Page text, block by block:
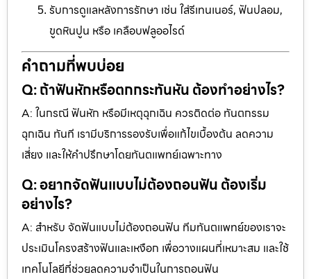
รับการดูแลหลังการรักษา เช่น ใส่รีเทนเนอร์, ฟันปลอม,
ขูดหินปูน หรือ เคลือบฟลูออไรด์
คำถามที่พบบ่อย
Q: ถ้าฟันหักหรือตกกระทันหัน ต้องทำอย่างไร?
A: ในกรณี ฟันหัก หรือมีเหตุฉุกเฉิน ควรติดต่อ ทันตกรรม
ฉุกเฉิน ทันที เรามีบริการรองรับเพื่อแก้ไขเบื้องต้น ลดความ
เสี่ยง และให้คำปรึกษาโดยทันตแพทย์เฉพาะทาง
Q: อยากจัดฟันแบบไม่ต้องถอนฟัน ต้องเริ่ม
อย่างไร?
A: สำหรับ จัดฟันแบบไม่ต้องถอนฟัน ทีมทันตแพทย์ของเราจะ
ประเมินโครงสร้างฟันและเหงือก เพื่อวางแผนที่เหมาะสม และใช้
เทคโนโลยีที่ช่วยลดความจำเป็นในการถอนฟัน